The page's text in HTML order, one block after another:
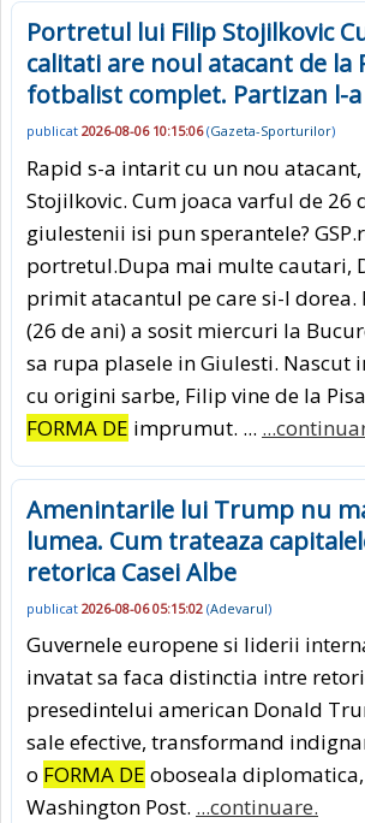
Portretul lui Filip Stojilkovic
calitati are noul atacant de la
fotbalist complet. Partizan l-
publicat 2026-08-06 10:15:06(Gazeta-Sporturilor)
Rapid s-a intarit cu un nou
Stojilkovic. Cum joaca varful de 26
giulestenii isi pun sperantele?
portretul.Dupa mai multe cautari,
primit atacantul pe care si-l dorea.
(26 de ani) a sosit miercuri la
sa rupa plasele in Giulesti. Nascut
cu origini sarbe, Filip vine de la
FORMA DE imprumut. ...
Amenintarile lui Trump nu
lumea. Cum trateaza
retorica Casei Albe
publicat 2026-08-06 05:15:02 (Adevarul)
Guvernele europene si liderii
invatat sa faca distinctia intre
presedintelui american Donald
sale efective, transformand
o FORMA DE oboseala
Washington Post. ...continuare.